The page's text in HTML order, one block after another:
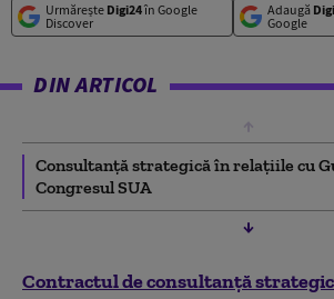
Urmărește Digi24în Google
Discover
Adaugă
Google
DIN ARTICOL
Consultanţă strategică în relaţiile cu
Congresul SUA
Contractul de consultanţă